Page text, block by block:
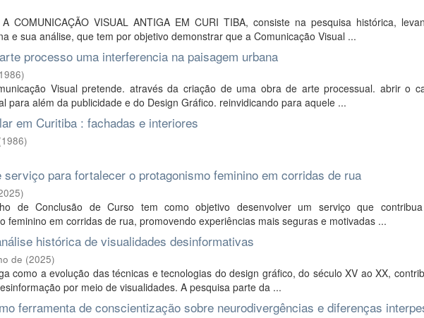
COMUNICAÇÃO VISUAL ANTIGA EM CURI TIBA, consiste na pesquisa histórica,
e sua análise, que tem por objetivo demonstrar que a Comunicação Visual ...
processo uma interferencia na paisagem urbana
1986)
Visual pretende. através da criação de uma obra de arte processual. abrir o
para além da publicidade e do Design Gráfico. reinvidicando para aquele ...
em Curitiba : fachadas e interiores
1986)
para fortalecer o protagonismo feminino em corridas de rua
)
de Conclusão de Curso tem como objetivo desenvolver um serviço que
feminino em corridas de rua, promovendo experiências mais seguras e motivadas ...
histórica de visualidades desinformativas
de (2025)
como a evolução das técnicas e tecnologias do design gráfico, do século XV ao XX,
por meio de visualidades. A pesquisa parte da ...
ferramenta de conscientização sobre neurodivergências e diferenças